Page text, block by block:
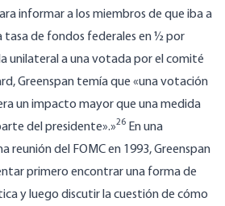
informar a los miembros de que iba a
tasa de fondos federales en ½ por
unilateral a una votada por el comité
Greenspan temía que «una votación
un impacto mayor que una medida
del presidente».»26 En una
reunión del FOMC en 1993, Greenspan
primero encontrar una forma de
y luego discutir la cuestión de cómo